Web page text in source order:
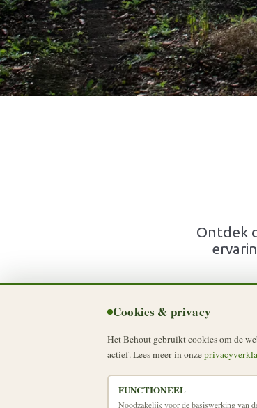
Ontdek
Cookies & privacy
Het Behout gebruikt cookies om de
actief. Lees meer in onze
FUNCTIONEEL
Noodzakelijk voor de basiswerking van